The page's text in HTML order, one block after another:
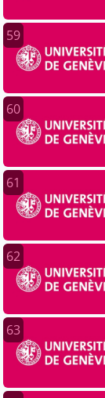
59
60
61
62
63